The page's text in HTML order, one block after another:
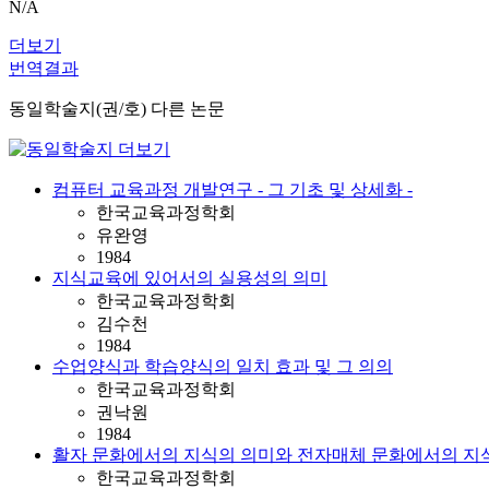
N/A
더보기
번역결과
동일학술지(권/호) 다른 논문
컴퓨터 교육과정 개발연구 - 그 기초 및 상세화 -
한국교육과정학회
유완영
1984
지식교육에 있어서의 실용성의 의미
한국교육과정학회
김수천
1984
수업양식과 학습양식의 일치 효과 및 그 의의
한국교육과정학회
권낙원
1984
활자 문화에서의 지식의 의미와 전자매체 문화에서의 지
한국교육과정학회